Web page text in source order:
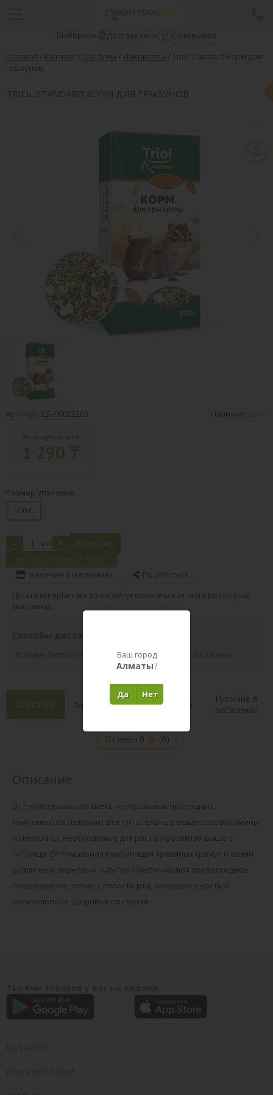
Выберите: Доставкаили
Самовывоз
Главная / Каталог / Грызуны / Лакомства / Тriol Standard корм для
грызунов
ТRIOL STANDARD КОРМ ДЛЯ ГРЫЗУНОВ
Артикул: ЦБ-00022209 Наличие: Есть
Ваша клубная цена:
Размер упаковки
500 г.
- шт + В корзину
Не нашли нужный товар?
Наличие в магазинах Поделиться
Цены в интернет-магазине могут отличаться от цен в розничных
магазинах.
Условия бесплатной доставки указаны в правой колонке
Описание Характеристики Состав
Наличие в
магазинах
Отзывы 0 (0)
Эта универсальная смесь натуральных природных
компонентов содержит все питательные вещества, витамины
и минералы, необходимые для роста и развития вашего
питомца. Оптимальная комбинация травяных гранул и семян
различных зерновых культур обеспечивают превосходное
пищеварение, гигиену полости рта, сияющую шерсть и
великолепное здоровье грызунам.
Ваш город
Алматы?
Нет
Да